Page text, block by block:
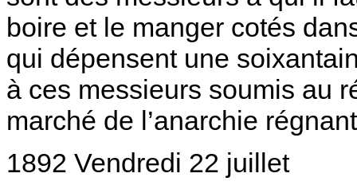
boire et le manger cotés
qui dépensent une
à ces messieurs soumis au
marché de l’anarchie
1892 Vendredi 22 juillet